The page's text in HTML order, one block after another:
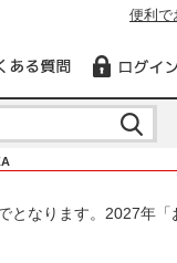
便利で
となります。2027年